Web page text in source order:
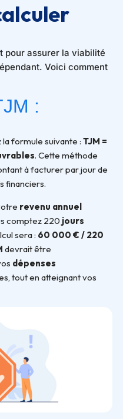
pour assurer la viabilité
Voici comment
:
la formule suivante : TJM =
. Cette méthode
à facturer par jour de
financiers.
revenu annuel
comptez 220 jours
sera : 60 000 € / 220
devrait être
dépenses
tout en atteignant vos